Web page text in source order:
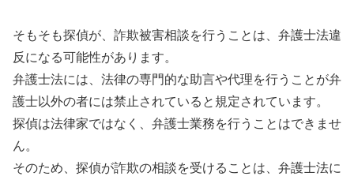
そもそも探偵が、詐欺被害相談を行うことは、弁護士法違
反になる可能性があります。
弁護士法には、法律の専門的な助言や代理を行うことが弁
護士以外の者には禁止されていると規定されています。
探偵は法律家ではなく、弁護士業務を行うことはできませ
ん。
そのため、探偵が詐欺の相談を受けることは、弁護士法に